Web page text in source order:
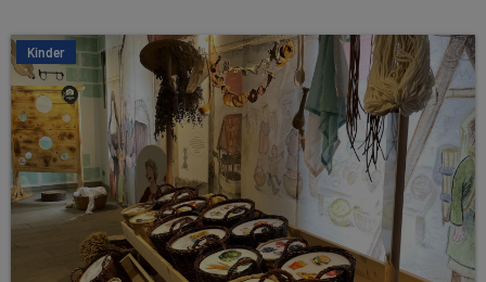
Kinder